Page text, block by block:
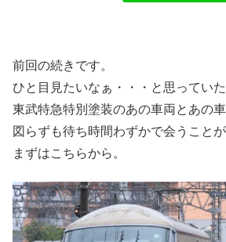
前回の続きです。
ひと目見たいなぁ・・・と思っていた
東武特急特別塗装のあの車両とあの車
図らずも待ち時間わずかで会うことが
まずはこちらから。